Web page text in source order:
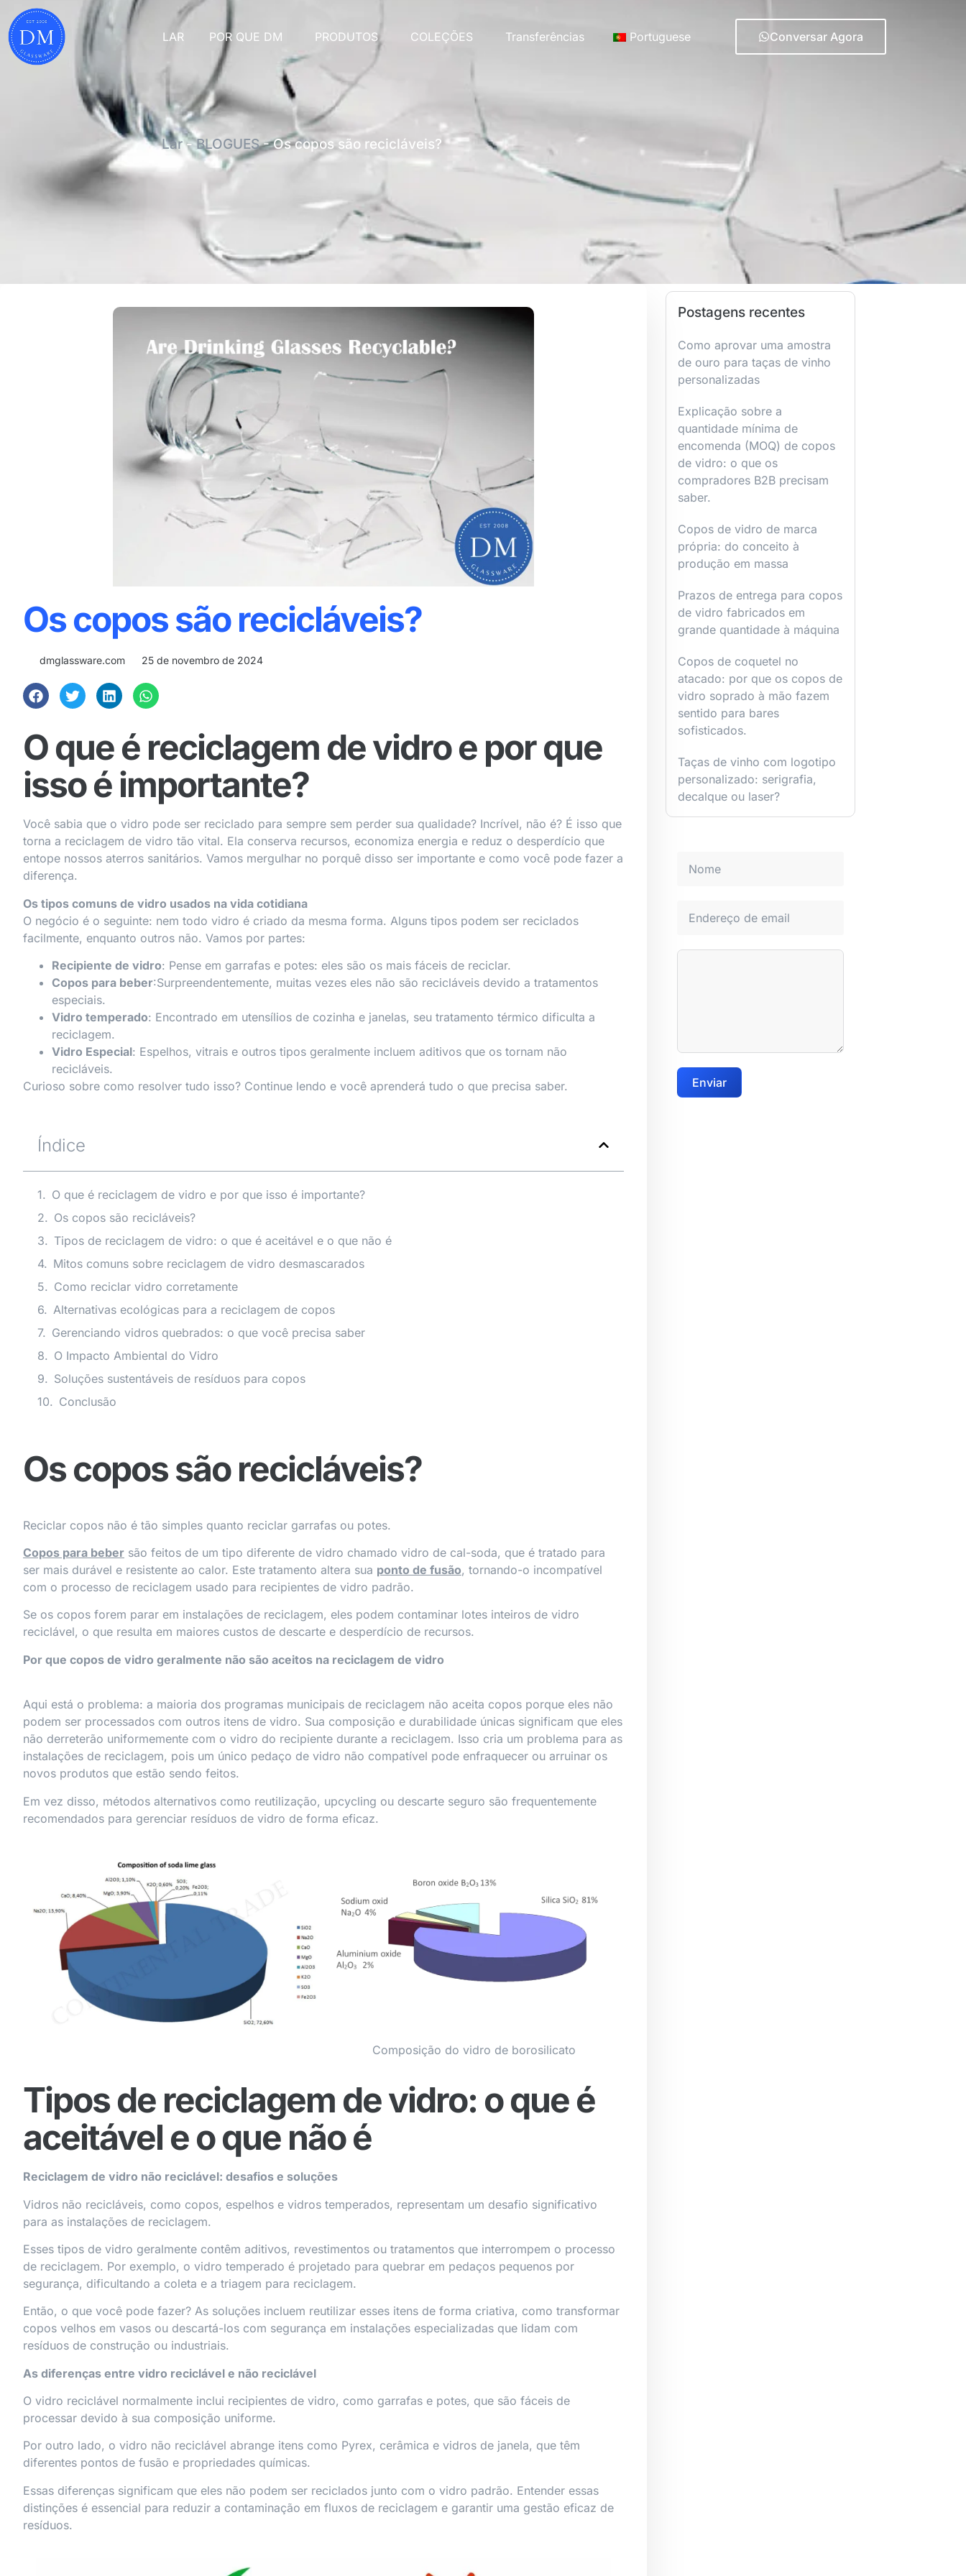
LAR POR QUE DM PRODUTOS COLEÇÕES Transferências Portuguese Conversar Agora
Lar-BLOGUES-Os copos são recicláveis?
Os copos são recicláveis?
dmglassware.com 25 de novembro de 2024
O que é reciclagem de vidro e por que
isso é importante?
Você sabia que o vidro pode ser reciclado para sempre sem perder sua qualidade? Incrível, não é? É isso que
torna a reciclagem de vidro tão vital. Ela conserva recursos, economiza energia e reduz o desperdício que
entope nossos aterros sanitários. Vamos mergulhar no porquê disso ser importante e como você pode fazer a
diferença.
Os tipos comuns de vidro usados na vida cotidiana
O negócio é o seguinte: nem todo vidro é criado da mesma forma. Alguns tipos podem ser reciclados
facilmente, enquanto outros não. Vamos por partes:
Recipiente de vidro: Pense em garrafas e potes: eles são os mais fáceis de reciclar.
Copos para beber:Surpreendentemente, muitas vezes eles não são recicláveis devido a tratamentos
especiais.
Vidro temperado: Encontrado em utensílios de cozinha e janelas, seu tratamento térmico dificulta a
reciclagem.
Vidro Especial: Espelhos, vitrais e outros tipos geralmente incluem aditivos que os tornam não
recicláveis.
Curioso sobre como resolver tudo isso? Continue lendo e você aprenderá tudo o que precisa saber.
Índice
O que é reciclagem de vidro e por que isso é importante?
Os copos são recicláveis?
Tipos de reciclagem de vidro: o que é aceitável e o que não é
Mitos comuns sobre reciclagem de vidro desmascarados
Como reciclar vidro corretamente
Alternativas ecológicas para a reciclagem de copos
Gerenciando vidros quebrados: o que você precisa saber
O Impacto Ambiental do Vidro
Soluções sustentáveis de resíduos para copos
Conclusão
Os copos são recicláveis?
Reciclar copos não é tão simples quanto reciclar garrafas ou potes.
Copos para beber são feitos de um tipo diferente de vidro chamado vidro de cal-soda, que é tratado para
ser mais durável e resistente ao calor. Este tratamento altera sua ponto de fusão, tornando-o incompatível
com o processo de reciclagem usado para recipientes de vidro padrão.
Se os copos forem parar em instalações de reciclagem, eles podem contaminar lotes inteiros de vidro
reciclável, o que resulta em maiores custos de descarte e desperdício de recursos.
Por que copos de vidro geralmente não são aceitos na reciclagem de vidro
Aqui está o problema: a maioria dos programas municipais de reciclagem não aceita copos porque eles não
podem ser processados com outros itens de vidro. Sua composição e durabilidade únicas significam que eles
não derreterão uniformemente com o vidro do recipiente durante a reciclagem. Isso cria um problema para as
instalações de reciclagem, pois um único pedaço de vidro não compatível pode enfraquecer ou arruinar os
novos produtos que estão sendo feitos.
Em vez disso, métodos alternativos como reutilização, upcycling ou descarte seguro são frequentemente
recomendados para gerenciar resíduos de vidro de forma eficaz.
Composição do vidro de borosilicato
Tipos de reciclagem de vidro: o que é
aceitável e o que não é
Reciclagem de vidro não reciclável: desafios e soluções
Vidros não recicláveis, como copos, espelhos e vidros temperados, representam um desafio significativo
para as instalações de reciclagem.
Esses tipos de vidro geralmente contêm aditivos, revestimentos ou tratamentos que interrompem o processo
de reciclagem. Por exemplo, o vidro temperado é projetado para quebrar em pedaços pequenos por
segurança, dificultando a coleta e a triagem para reciclagem.
Então, o que você pode fazer? As soluções incluem reutilizar esses itens de forma criativa, como transformar
copos velhos em vasos ou descartá-los com segurança em instalações especializadas que lidam com
resíduos de construção ou industriais.
As diferenças entre vidro reciclável e não reciclável
O vidro reciclável normalmente inclui recipientes de vidro, como garrafas e potes, que são fáceis de
processar devido à sua composição uniforme.
Por outro lado, o vidro não reciclável abrange itens como Pyrex, cerâmica e vidros de janela, que têm
diferentes pontos de fusão e propriedades químicas.
Essas diferenças significam que eles não podem ser reciclados junto com o vidro padrão. Entender essas
distinções é essencial para reduzir a contaminação em fluxos de reciclagem e garantir uma gestão eficaz de
resíduos.
Postagens recentes
Como aprovar uma amostra
de ouro para taças de vinho
personalizadas
Explicação sobre a
quantidade mínima de
encomenda (MOQ) de copos
de vidro: o que os
compradores B2B precisam
saber.
Copos de vidro de marca
própria: do conceito à
produção em massa
Prazos de entrega para copos
de vidro fabricados em
grande quantidade à máquina
Copos de coquetel no
atacado: por que os copos de
vidro soprado à mão fazem
sentido para bares
sofisticados.
Taças de vinho com logotipo
personalizado: serigrafia,
decalque ou laser?
Enviar